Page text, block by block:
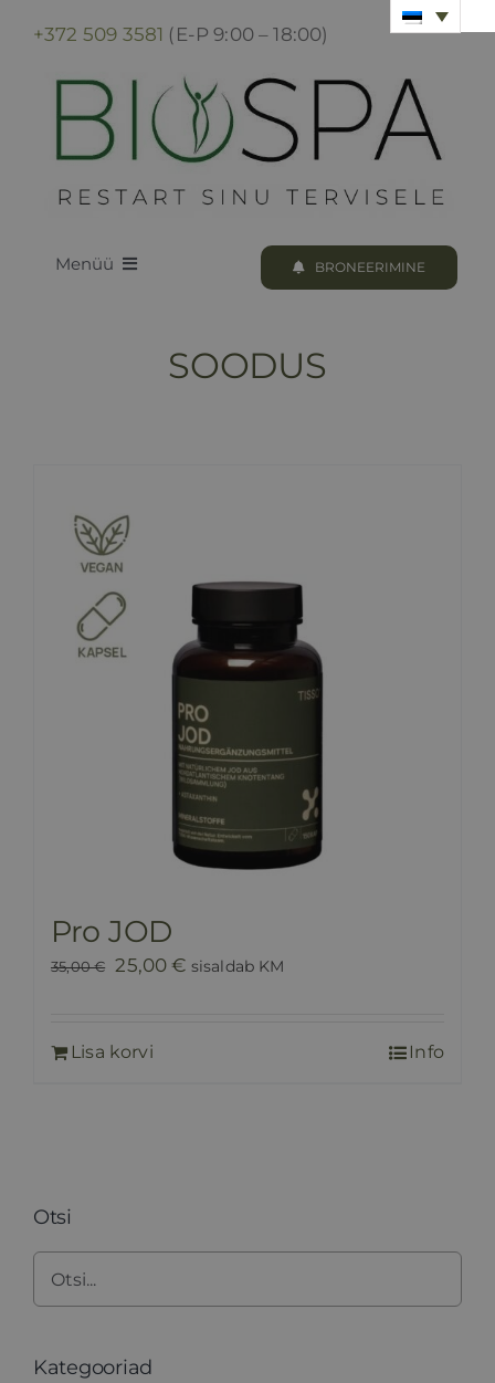
content
+372 509 3581 (E-P 9:00 – 18:00)
Menüü
HINNAKIRI
BLOGI
BRONEERIMINE
SOODUS
Pro JOD
35,00€ Algne
35,00 €.
25,00€Praegune
sisaldab KM
Lisa korvi Info
Otsi
Kategooriad